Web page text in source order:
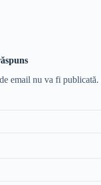
email nu va fi publicată.